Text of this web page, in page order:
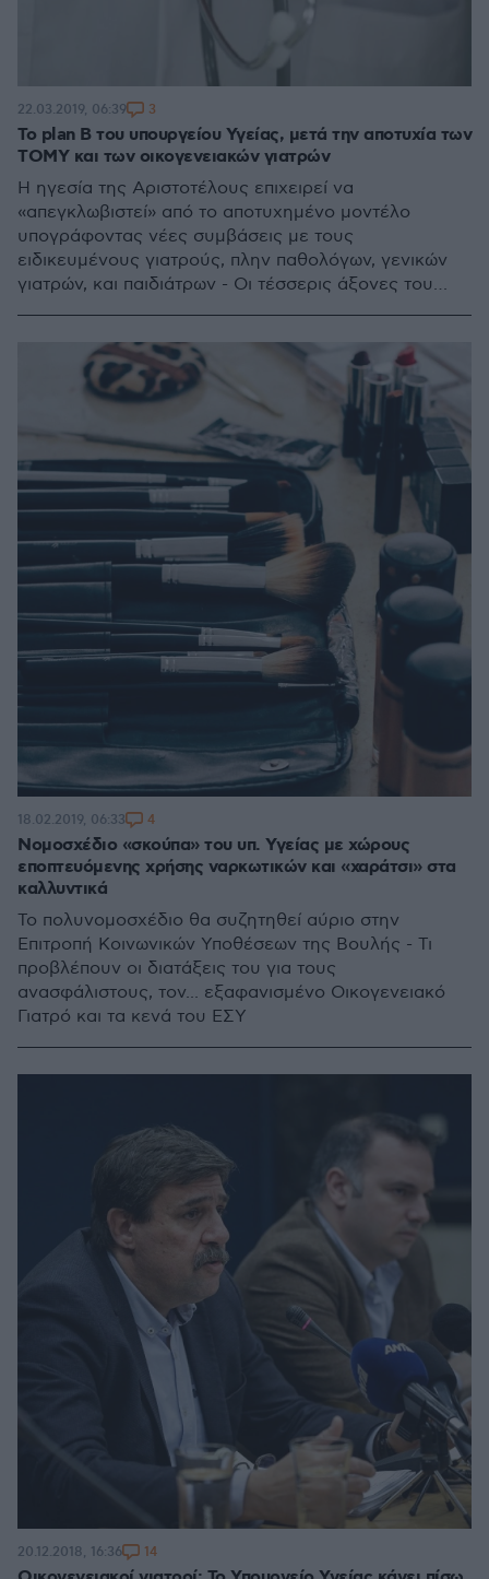
Το plan Β του υπουργείου Υγείας, μετά την αποτυχία των
ΤΟΜΥ και των οικογενειακών γιατρών
Η ηγεσία της Αριστοτέλους επιχειρεί να
«απεγκλωβιστεί» από το αποτυχημένο μοντέλο
υπογράφοντας νέες συμβάσεις με τους
ειδικευμένους γιατρούς, πλην παθολόγων, γενικών
γιατρών, και παιδιάτρων - Οι τέσσερις άξονες του
22.03.2019, 06:39 3
Νομοσχέδιο «σκούπα» του υπ. Υγείας με χώρους
εποπτευόμενης χρήσης ναρκωτικών και «χαράτσι» στα
καλλυντικά
Το πολυνομοσχέδιο θα συζητηθεί αύριο στην
Επιτροπή Κοινωνικών Υποθέσεων της Βουλής - Τι
προβλέπουν οι διατάξεις του για τους
ανασφάλιστους, τον... εξαφανισμένο Οικογενειακό
Γιατρό και τα κενά του ΕΣΥ
18.02.2019, 06:33 4
20.12.2018, 16:36 14